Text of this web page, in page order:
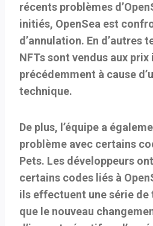
récents problèmes
initiés, OpenSea est
d’annulation. En d’autres
NFTs sont vendus aux
précédemment à cause
technique.
De plus, l’équipe a
problème avec certains
Pets. Les développeurs
certains codes liés à
ils effectuent une série de
que le nouveau